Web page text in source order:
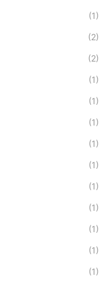
(1)
(2)
(2)
(1)
(1)
(1)
(1)
(1)
(1)
(1)
(1)
(1)
(1)